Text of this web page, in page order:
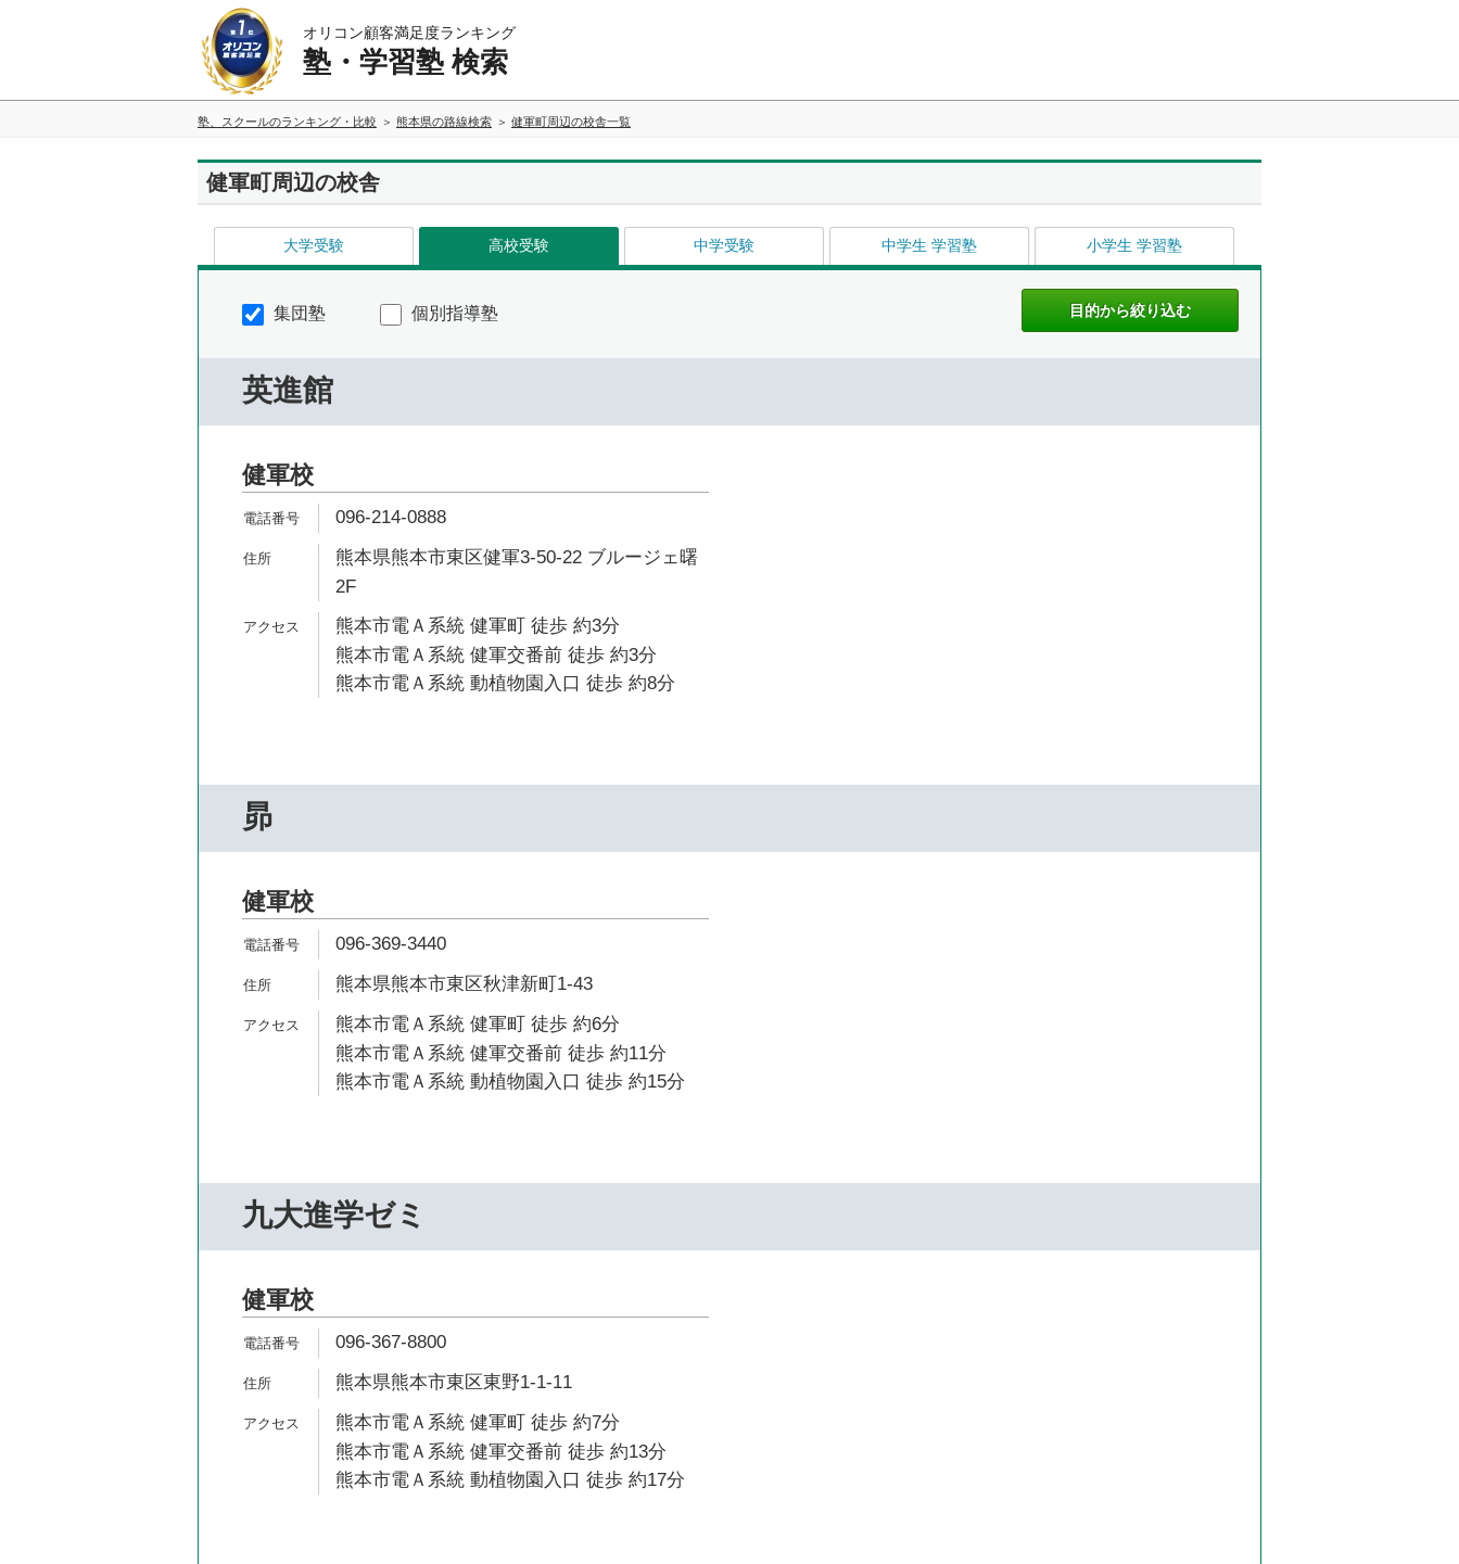
オリコン顧客満足度ランキング
塾・学習塾 検索
塾、スクールのランキング・比較 熊本県の路線検索 健軍町周辺の校舎一覧
健軍町周辺の校舎
大学受験 高校受験 中学受験 中学生 学習塾 小学生 学習塾
集団塾 個別指導塾
英進館
健軍校
096-214-0888
熊本県熊本市東区健軍3-50-22 ブルージェ曙
2F
熊本市電Ａ系統 健軍町 徒歩 約3分
熊本市電Ａ系統 健軍交番前 徒歩 約3分
熊本市電Ａ系統 動植物園入口 徒歩 約8分
昴
健軍校
096-369-3440
熊本県熊本市東区秋津新町1-43
熊本市電Ａ系統 健軍町 徒歩 約6分
熊本市電Ａ系統 健軍交番前 徒歩 約11分
熊本市電Ａ系統 動植物園入口 徒歩 約15分
九大進学ゼミ
健軍校
096-367-8800
熊本県熊本市東区東野1-1-11
熊本市電Ａ系統 健軍町 徒歩 約7分
熊本市電Ａ系統 健軍交番前 徒歩 約13分
熊本市電Ａ系統 動植物園入口 徒歩 約17分